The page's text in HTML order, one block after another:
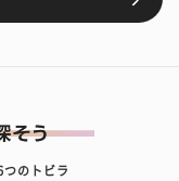
つのトビラ